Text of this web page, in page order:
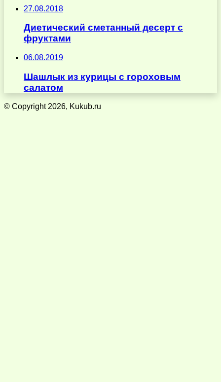
27.08.2018
Диетический сметанный десерт с
фруктами
06.08.2019
Шашлык из курицы с гороховым
салатом
© Copyright 2026, Kukub.ru